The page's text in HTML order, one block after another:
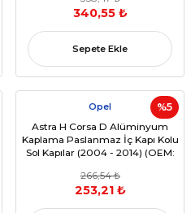
340,55 ₺
Sepete Ekle
%5
Opel
Astra H Corsa D Alüminyum
Kaplama Paslanmaz İç Kapı Kolu
Sol Kapılar (2004 - 2014) (OEM:
266,54 ₺
253,21 ₺